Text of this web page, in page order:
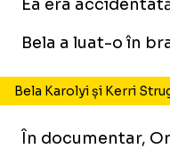
Ea era
Bela a luat-o în
Bela Karolyi și Kerri
În documentar,